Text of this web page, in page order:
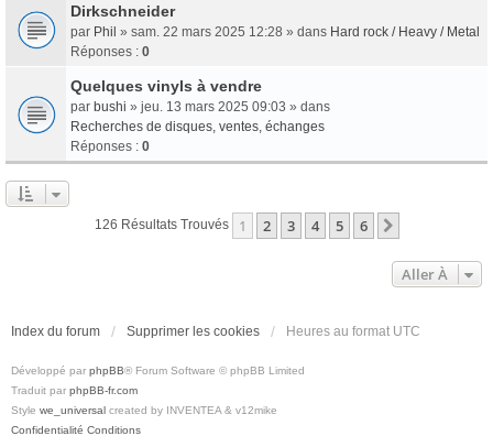
Dirkschneider
par Phil » sam. 22 mars 2025 12:28 » dans Hard rock / Heavy / Metal
Réponses : 0
Quelques vinyls à vendre
par bushi » jeu. 13 mars 2025 09:03 » dans
Recherches de disques, ventes, échanges
Réponses : 0
126 Résultats Trouvés 1 2 3 4 5 6
Aller À
Index du forum Supprimer les cookies Heures au format UTC
Développé par phpBB® Forum Software © phpBB Limited
Traduit par phpBB-fr.com
Style we_universal created by INVENTEA & v12mike
Confidentialité Conditions